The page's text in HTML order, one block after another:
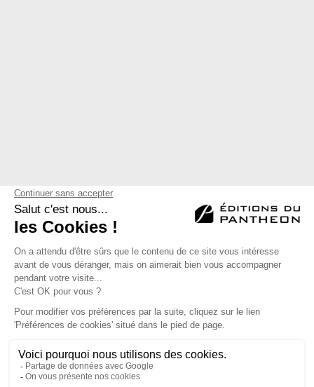
Éditions du Panthéon - 12, rue Antoine Bourdelle
75015 Paris
01 43 71 14 72
FAQ LIBRAIRIES MENTIONS LÉGALES